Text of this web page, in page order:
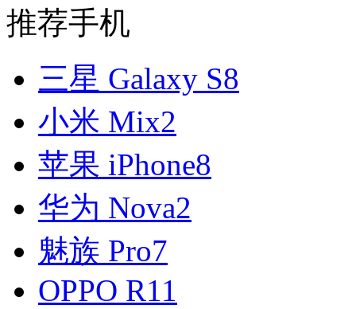
推荐手机
三星 Galaxy S8
小米 Mix2
苹果 iPhone8
华为 Nova2
魅族 Pro7
OPPO R11